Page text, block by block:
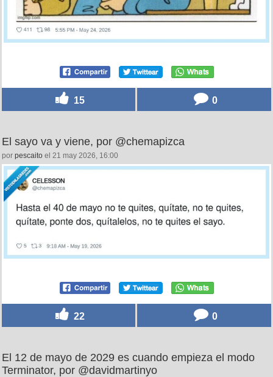
15 0
El sayo va y viene, por @chemapizca
por pescaito el 21 may 2026, 16:00
22 0
El 12 de mayo de 2029 es cuando empieza el modo
Terminator, por @davidmartinyo